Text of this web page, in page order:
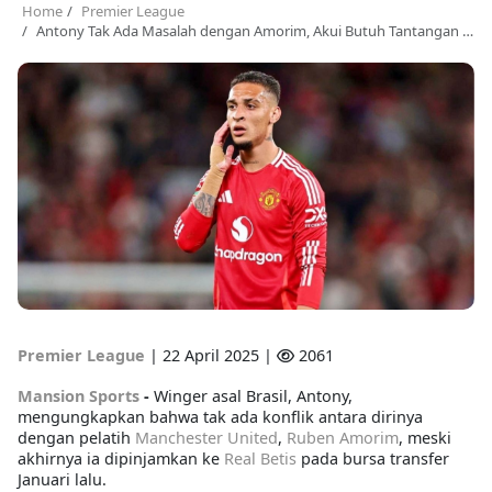
Home
Premier League
Antony Tak Ada Masalah dengan Amorim, Akui Butuh Tantangan Baru
Premier League | 22 April 2025 |
2061
Mansion Sports - Winger asal Brasil, Antony,
mengungkapkan bahwa tak ada konflik antara dirinya
dengan pelatih Manchester United, Ruben Amorim, meski
akhirnya ia dipinjamkan ke Real Betis pada bursa transfer
Januari lalu.